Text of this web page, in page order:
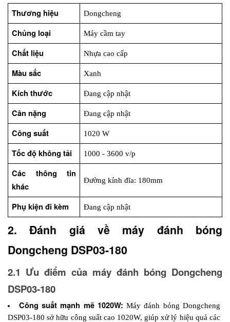
Thương hiệu Dongcheng
Chủng loại Máy cầm tay
Chất liệu Nhựa cao cấp
Màu sắc Xanh
Kích thước Đang cập nhật
Cân nặng Đang cập nhật
Công suất 1020 W
Tốc độ không tải 1000 - 3600 v/p
Các thông tin
khác
Đường kính đĩa: 180mm
Phụ kiện đi kèm Đang cập nhật
2. Đánh giá về máy đánh bóng
Dongcheng DSP03-180
2.1 Ưu điểm của máy đánh bóng Dongcheng
DSP03-180
Công suất mạnh mẽ 1020W: Máy đánh bóng Dongcheng
DSP03-180 sở hữu công suất cao 1020W, giúp xử lý hiệu quả các